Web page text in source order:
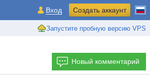
Запустите пробную версию VPS
Вход Создать аккаунт
Новый комментарий